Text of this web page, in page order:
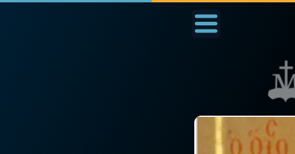
Nous soutenir
Prier au quotidien